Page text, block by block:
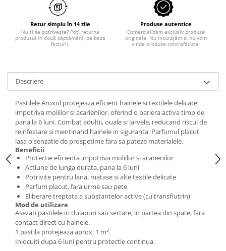
Solutie curatat geamuri
Solutie curatat podele
Solutie curatat mobila
Solutii dezinfectante
Solutie curatat covoare
Detergenti universani
suprafete
Cristale Aspirator
Laveta magica
Maturi, mopuri si galeti
Solutii Antimucegai
Manusi
Rezerva mop
Solutie anticalcar pentru cafetiere
Solutie curatare aparatura
electronica
Solutie multisuprafete
Retur simplu în 14 zile
Nu ți se potrivește? Poți returna
produsul în două săptămâni, pe baza
facturii.
Produse autentice
Comercializăm exclusiv produse
originale. Nu încurajăm și nu vom
vinde produse contrafăcute.
Descriere
Pastilele Aroxol protejeaza eficient hainele si textilele delicate
impotriva moliilor si acarienilor, oferind o bariera activa timp de
pana la 6 luni. Combat adultii, ouale si larvele, reducand riscul de
reinfestare si mentinand hainele in siguranta. Parfumul placut
lasa o senzatie de prospetime fara sa pateze materialele.
Beneficii
Protectie eficienta impotriva moliilor si acarienilor
Actiune de lunga durata, pana la 6 luni
Potrivite pentru lana, matase si alte textile delicate
Parfum placut, fara urme sau pete
Eliberare treptata a substantelor active (cu transflutrin)
Mod de utilizare
Asezati pastilele in dulapuri sau sertare, in partea din spate, fara
contact direct cu hainele.
1 pastila protejeaza aprox. 1 m³.
Inlocuiti dupa 6 luni pentru protectie continua.